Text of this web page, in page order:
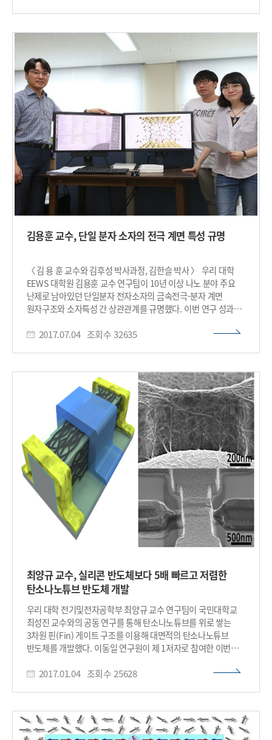
에이티넘인베스트먼트로부터 총 30억 원의 투자를 유치했다. 김
분석하기 위한 원천기술이다”며 “고령화 사회의 도래와 함께
급성장할 글로벌 바이오헬스 시장을 개척할 수 있는 차세대 의료,
의약 기술의 발전을 가속화할 핵심 기술이 될 것으로 확신한다”고
말했다. 김 교수 연구팀의 연구는 창업원의 엔드런(End-Run)
사업과 과학기술정보통신부가 추진하는 글로벌프론티어사업의
혁신형의약바이오컨버전스사업의 지원을 받아 수행됐다. □
사진 설명 사진1. 초고속 레이저 생체현미경 (IVM) 사진1 사진2.
초고속 레이저 생체현미경 (IVM) 사진2 사진3. 생체 내부
세포수준 변화의 IVM 영상 결과 사진4. 생체 내부 다양한 장기의
세포수준 IVM 영상 결과 ​
온라인 판에 게재됐다. 4차 산업혁명의 주요 요소인 인공지능,
사물인터넷, 빅데이터 등의 기술에는 고용량, 고성능 반도체
소자가 핵심적으로 필요하다. 이러한 차세대 고집적 반도체
소자를 만들기 위해서는 패턴을 매우 작게 형성하는 리소그래피
(Lithography) 기술의 개발이 필수적이다. 현재 관련
업계에서는 작은 패턴 제작에 주로 광 리소그래피
(Photolithograph) 기술을 이용하고 있다. 하지만 이 기술은
10나노미터 이하의 패턴을 형성하기엔 한계가 있다. 고분자를
이용한 분자조립 패턴 기술은 공정비용이 저렴하고 10나노미터
이하 패턴 형성이 가능해 광 리소그래피를 대신할 차세대 기술로
각광받고 있다. 그러나 고온 열처리나 유독성 증기 처리에 시간이
많이 소요되기 때문에 대량 생산이 어려워 상용화에 한계가 있다.
연구팀은 고분자 분자조립 패턴 기술의 문제 해결을 위해
순간적으로 강한 빛을 내는 카메라 플래시를 활용했다. 플래시
밀리 초의 짧은 시간 내에 수 백도의 고온을 낼 수 있다. 연구팀은
조사하는 것으로 분자 조립 패턴을 형성할 수 있음을 증명했다.
또한 연구팀은 고온 열처리 공정이 불가능한 고분자 유연
기판에도 적용이 가능함을 확인했다. 이를 통해 차세대 유연
반도체 제작에 응용할 수 있을 것으로 보인다. 연구팀은 카메라
플래시 광열 공정을 분자 조립 기술에 도입해 분자 조립
반도체기술의 실현을 앞당길 수 있는 고효율의 기술이라고
밝혔다. 연구를 주도한 김상욱 교수는 “분자조립 반도체 기술은
그 잠재성에도 불구하고 공정효율 제고가 큰 숙제로 남아
해결책이 될 것이다”고 말했다. 신소재공학과 이건재 교수,
부산대학교 재료공학과 김광호 교수와의 공동으로 진행된 이번
연구는 과학기술정보통신부 리더연구자지원사업인 다차원
나노조립제어 창의연구단과 글로벌프론티어사업의 지원을 받아
수행됐다. □ 사진 설명 사진1. 플래시 광을 이용한 반도체 패턴
형성 사진2. 플래시 광을 이용한 분자조립 패턴 형성 모식도
사진3. 다양한 가이드 패턴을 이용한 자기조립 패턴 제어와
고분자 유연기판에서의 플래시 자기조립 패턴 형성 ​
김용훈 교수, 단일 분자 소자의 전극 계면 특성 규명
〈 김 용 훈 교수와 김후성 박사과정, 김한슬 박사 〉 우리 대학
EEWS 대학원 김용훈 교수 연구팀이 10년 이상 나노 분야 주요
난제로 남아있던 단일분자 전자소자의 금속전극-분자 계면
원자구조와 소자특성 간 상관관계를 규명했다. 이번 연구 성과는
Chemical Society)’ 6월 21일자에 게재됐다. 단일분자
electronics)는 차세대 반도체 소자의 후보군으로 관련 연구들이
활발히 수행되고 있다. 분자를 전자소자로 활용하기 위해선 분자-
전극 형태의 원자구조가 구체적으로 어떻게 형성되는지 이해하는
것이 중요하다. 분자 전자소자는 크게 분자, 전극, 둘을 잇는
연결자로 구성된다. 2006년 미국 애리조나 대학의 타오
(Nongjian Tao) 교수를 포함한 연구팀은 한 종류의 분자에서
여러 개의 전류 값이 나올 수 있음을 규명했으나 그 전류 값의
크기와 개수, 원인 등은 명확히 밝혀지지 않았다. 특히 그 원인에
대해서는 관련된 분자와 금속전극 간 계면의 원자구조가 여러
가지 형태를 띠고 있기 때문이라는 추측만 있었고 명확히
밝혀지지는 않았다. 김 교수 연구팀은 주사탐침현미경 등을
이용해 단분자 소자가 구현되는 과정을 슈퍼컴퓨터를 활용해
재현했다. 접합 구조의 여러 가지 형태를 찾는 것은 결국 황(S)
원자 주변의 금(Au) 원자 몇 개가 어떤 형태로 배열되는지
확인하는 것인데 이것을 배위수(coordination number)라고
간 결합의 원자구조 배위수에 따라 금속전극 사이에서 전류 값이
변화하는 것을 확인했다. 또한 분자가 당겨질 때 단순히 금속과
분자 사이 결합이 끊어지는 게 아니라 금속전극의 원자구조가
쉽게 변형돼 결국은 금속과 금속 사이의 결합의 끊어지는 것을
규명했다. 일본 오사카 대학의 카와이(T, Kawai) 교수는 위와
같은 김 교수의 이론을 뒷받침하기 위해 소자 인장에 따른 전류의
증가를 포함하는 실험을 수행했다. 한, 일 공동연구팀은
슈퍼컴퓨터를 이용한 제1원리 계산과 첨단 나노소자 제조 및
측정을 통해 유기 소자의 계면 특성을 원자 수준에서 성공적으로
규명했다. 연구팀은 나노과학-나노기술 분야에서 10년 이상
바이오센서, 유기태양전지 등 다양한 유기소자 분야에 활용
가능할 것으로 기대된다. 김 교수는 “이번 연구는 나노 분야에서
2017.07.04 조회수32635
최양규 교수, 실리콘 반도체보다 5배 빠르고 저렴한
탄소나노튜브 반도체 개발
우리 대학 전기및전자공학부 최양규 교수 연구팀이 국민대학교
최성진 교수와의 공동 연구를 통해 탄소나노튜브를 위로 쌓는
3차원 핀(Fin) 게이트 구조를 이용해 대면적의 탄소나노튜브
반도체를 개발했다. 이동일 연구원이 제 1저자로 참여한 이번
27일자에 게재됐다. (논문명: Three-Dimensional Fin-
반도체보다 빠르게 동작하고 저전력이기 때문에 성능이 훨씬
뛰어나다. 그러나 대부분의 전자기기는 실리콘 재질로 만들어진
반도체를 이용한다. 높은 순도와 높은 밀도를 갖는 탄소나노튜브
2017.01.04 조회수 25628